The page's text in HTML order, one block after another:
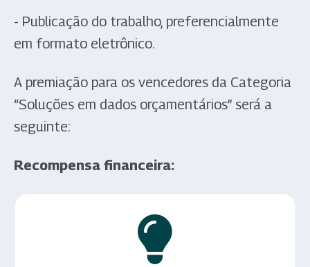
- Publicação do trabalho, preferencialmente
em formato eletrônico.
A premiação para os vencedores da Categoria
“Soluções em dados orçamentários” será a
seguinte:
Recompensa financeira: